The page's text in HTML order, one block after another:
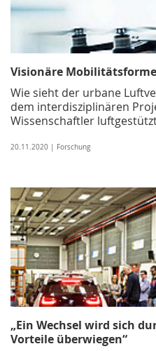
Visionäre
Wie sieht der urbane
dem interdisziplinären
Wissenschaftler
20.11.2020 | Forschung
„Ein Wechsel wird sich
Vorteile überwiegen“